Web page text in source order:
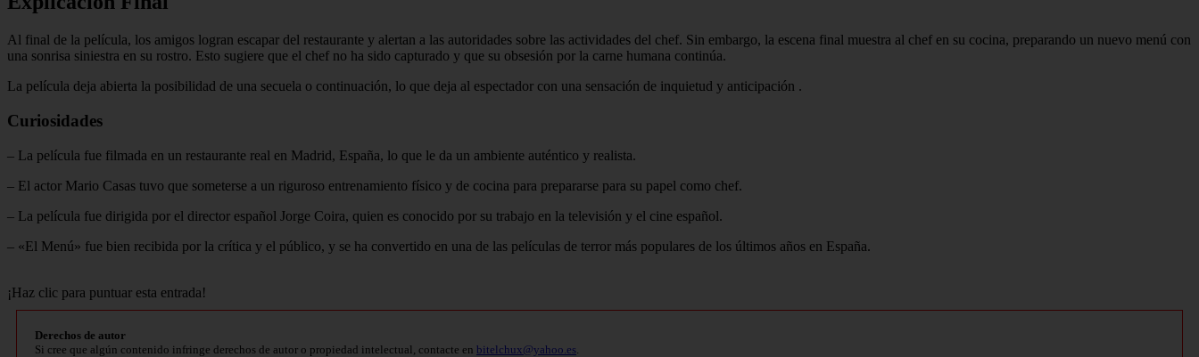
Al final de la película, los amigos logran escapar del restaurante y alertan a las autoridades sobre las actividades del chef. Sin embargo, la escena final muestra al chef en su cocina, preparando un nuevo menú con
una sonrisa siniestra en su rostro. Esto sugiere que el chef no ha sido capturado y que su obsesión por la carne humana continúa.
La película deja abierta la posibilidad de una secuela o continuación, lo que deja al espectador con una sensación de inquietud y anticipación .
Curiosidades
– La película fue filmada en un restaurante real en Madrid, España, lo que le da un ambiente auténtico y realista.
– El actor Mario Casas tuvo que someterse a un riguroso entrenamiento físico y de cocina para prepararse para su papel como chef.
– La película fue dirigida por el director español Jorge Coira, quien es conocido por su trabajo en la televisión y el cine español.
– «El Menú» fue bien recibida por la crítica y el público, y se ha convertido en una de las películas de terror más populares de los últimos años en España.
¡Haz clic para puntuar esta entrada!
Derechos de autor
Si cree que algún contenido infringe derechos de autor o propiedad intelectual, contacte en bitelchux@yahoo.es